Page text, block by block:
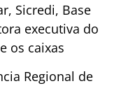
Sicredi, Base
executiva do
os caixas
Regional de